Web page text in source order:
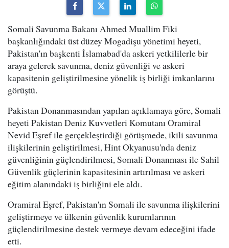
Somali Savunma Bakanı Ahmed Muallim Fiki
başkanlığındaki üst düzey Mogadişu yönetimi heyeti,
Pakistan'ın başkenti İslamabad'da askeri yetkililerle bir
araya gelerek savunma, deniz güvenliği ve askeri
kapasitenin geliştirilmesine yönelik iş birliği imkanlarını
görüştü.
Pakistan Donanmasından yapılan açıklamaya göre, Somali
heyeti Pakistan Deniz Kuvvetleri Komutanı Oramiral
Nevid Eşref ile gerçekleştirdiği görüşmede, ikili savunma
ilişkilerinin geliştirilmesi, Hint Okyanusu'nda deniz
güvenliğinin güçlendirilmesi, Somali Donanması ile Sahil
Güvenlik güçlerinin kapasitesinin artırılması ve askeri
eğitim alanındaki iş birliğini ele aldı.
Oramiral Eşref, Pakistan'ın Somali ile savunma ilişkilerini
geliştirmeye ve ülkenin güvenlik kurumlarının
güçlendirilmesine destek vermeye devam edeceğini ifade
etti.